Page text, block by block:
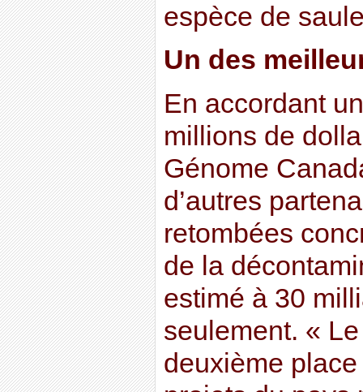
espèce de
Un des
En accordant
millions de
Génome
d’autres
retombées
de la
estimé à 30
seulement. «
deuxième